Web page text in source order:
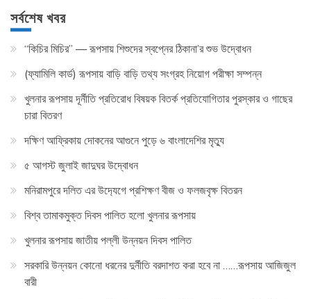
সর্বশেষ খবর
“কিচির মিচির” — রূপসায় শিশুদের স্বপ্নের ঠিকানা’র শুভ উদ্বোধন
(ফ্যামিলি কার্ড) রূপসায় বাড়ি বাড়ি তথ্য সংগ্রহ নিয়োগ পরীক্ষা সম্পন্ন
খুলনার রূপসায় দূর্নীতি প্রতিরোধ বিষয়ক বিতর্ক প্রতিযোগিতার পুরস্কার ও গাছের
চারা বিতরণ
দক্ষিণ আফ্রিকায় দোকনের আগুনে পুড়ে ৬ বাংলাদেশির মৃত্যু
৫ আগস্ট জুলাই জাদুঘর উদ্বোধন
মনিরামপুরে দলিত এর উদ‍্যেগে প্রশিক্ষণ বীজ ও ফলজবৃক্ষ বিতরন
বিশ্ব তামাকমুক্ত দিবস পালিত হলো খুলনার রূপসায়
খুলনার রূপসায় জাতীয় পল্লী উন্নয়ন দিবস পালিত
সরকারি উন্নয়ন কোনো ধরনের দুর্নীতি বরদাশত করা হবে না ……রূপসায় আজিজুল
বারী